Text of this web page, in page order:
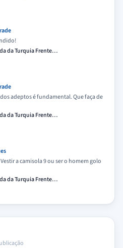
da Turquia Frente…
adeptos é fundamental. Que faça de
da Turquia Frente…
a camisola 9 ou ser o homem golo
da Turquia Frente…